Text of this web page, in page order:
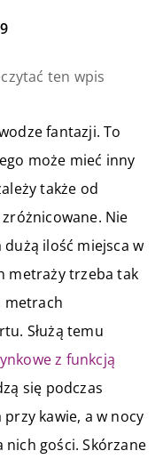
ten wpis
fantazji. To
może mieć inny
także od
Nie
ilość miejsca w
metraży trzeba tak
metrach
Służą temu
z funkcją
się podczas
kawie, a w nocy
nich gości. Skórzane